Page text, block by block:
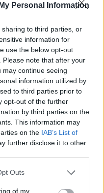
Personal Information
to third parties, or
information for
use the below opt-out
note that after your
continue seeing
information utilized by
to third parties prior to
opt-out of the further
by third parties on the
This information may
on the IAB’s List of
further disclose it to other
uses one or more Google
You may click to
Outs
of my